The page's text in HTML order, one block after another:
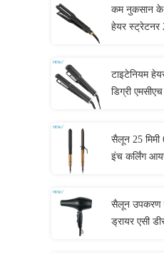
कम नुकसान के
हेयर स्ट्रेटनर
टाइटेनियम
डिग्री
सैलून 25 मिमी
इंच कर्लिंग
सैलून उपकरण
ड्रायर एसी